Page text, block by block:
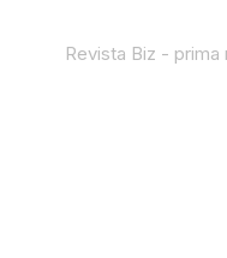
Revista Biz -